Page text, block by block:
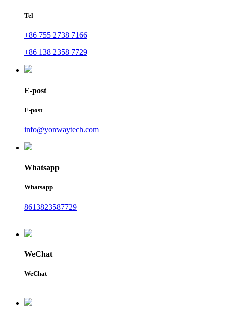
Tel
+86 755 2738 7166
+86 138 2358 7729
E-post
E-post
info@yonwaytech.com
Whatsapp
Whatsapp
8613823587729
WeChat
WeChat